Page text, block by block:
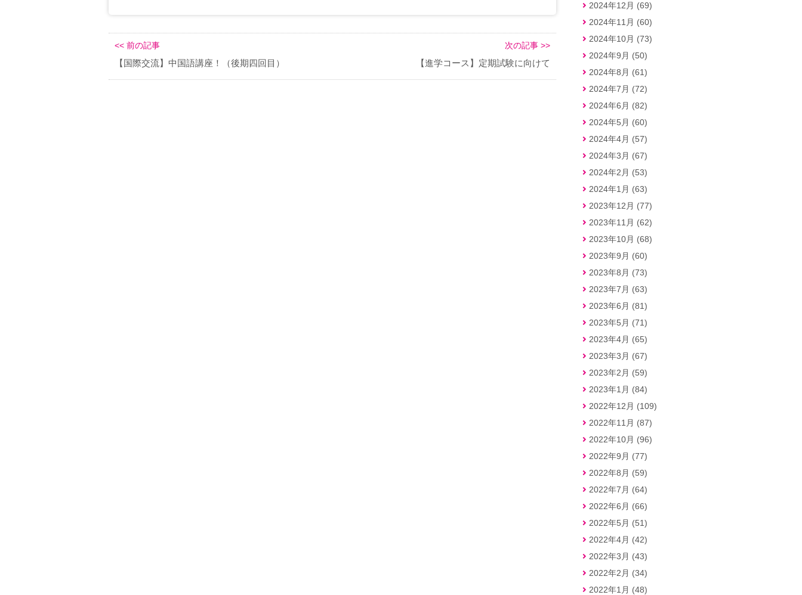
<< 前の記事
【国際交流】中国語講座！（後期四回目）
次の記事 >>
【進学コース】定期試験に向けて
2024年12月 (69)
2024年11月 (60)
2024年10月 (73)
2024年9月 (50)
2024年8月 (61)
2024年7月 (72)
2024年6月 (82)
2024年5月 (60)
2024年4月 (57)
2024年3月 (67)
2024年2月 (53)
2024年1月 (63)
2023年12月 (77)
2023年11月 (62)
2023年10月 (68)
2023年9月 (60)
2023年8月 (73)
2023年7月 (63)
2023年6月 (81)
2023年5月 (71)
2023年4月 (65)
2023年3月 (67)
2023年2月 (59)
2023年1月 (84)
2022年12月 (109)
2022年11月 (87)
2022年10月 (96)
2022年9月 (77)
2022年8月 (59)
2022年7月 (64)
2022年6月 (66)
2022年5月 (51)
2022年4月 (42)
2022年3月 (43)
2022年2月 (34)
2022年1月 (48)